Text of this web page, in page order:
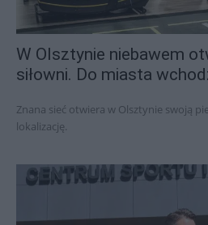
W Olsztynie niebawem
siłowni. Do miasta
Znana sieć otwiera w Olsztynie swoją
lokalizację.